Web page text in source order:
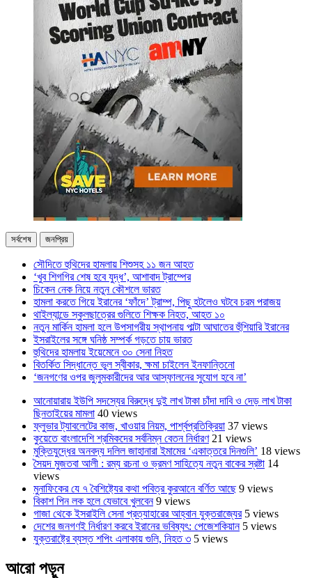
সর্বশেষ জনপ্রিয়
সৌদিতে হুথিদের হামলায় শিশুসহ ১১ জন আহত
‘খুব শিগগির শেষ হবে যুদ্ধ’, আশাবাদ ট্রাম্পের
চিকেন নেক নিয়ে নতুন কৌশলে ভারত
হামলা করতে গিয়ে ইরানের ‘ফাঁদে’ ট্রাম্প, পিছু হটলেও ঘটবে চরম পরাজয়
থাইল্যান্ডে স্কুলছাত্রের গুলিতে শিক্ষক নিহত, আহত ১০
নতুন মার্কিন হামলা হলে উপসাগরীয় স্থাপনায় পাল্টা আঘাতের হুঁশিয়ারি ইরানের
ইসরাইলের সঙ্গে ঘনিষ্ঠ সম্পর্ক গড়তে চায় ভারত
হুথিদের হামলায় ইয়েমেনে ৩০ সেনা নিহত
বিতর্কিত সিদ্ধান্তে ভুল স্বীকার, ক্ষমা চাইলেন ইনফান্তিনো
‘জনগণের ওপর জুলুমকারীদের আর আস্ফালনের সুযোগ হবে না’
আনোয়ারায় ইউপি সদস্যের বিরুদ্ধে দুই লাখ টাকা চাঁদা দাবি ও দেড় লাখ টাকা
ছিনতাইয়ের মামলা 40 views
ফ্লুভার ট্যাবলেটের কাজ, খাওয়ার নিয়ম, পার্শ্বপ্রতিক্রিয়া 37 views
কুয়েতে বাংলাদেশি শ্রমিকদের সর্বনিম্ন বেতন নির্ধারণ 21 views
মুক্তিযুদ্ধের অনবদ্য দলিল জাহানারা ইমামের ‘একাত্তরে দিনগুলি’ 18 views
সৈয়দ মুজতবা আলী : রম্য রচনা ও ভ্রমণ সাহিত্যে নতুন বাকের স্রষ্টা 14
views
মুনাফিকের যে ৭ বৈশিষ্ট্যের কথা পবিত্র কুরআনে বর্ণিত আছে 9 views
বিকাশ পিন লক হলে যেভাবে খুলবেন 9 views
গাজা থেকে ইসরাইলি সেনা প্রত্যাহারের আহ্বান যুক্তরাজ্যের 5 views
দেশের জনগণই নির্ধারণ করবে ইরানের ভবিষ্যৎ: পেজেশকিয়ান 5 views
যুক্তরাষ্ট্রে ব্যস্ত শপিং এলাকায় গুলি, নিহত ৩ 5 views
আরো পড়ুন